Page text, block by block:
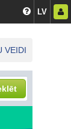
LV
VEIDI